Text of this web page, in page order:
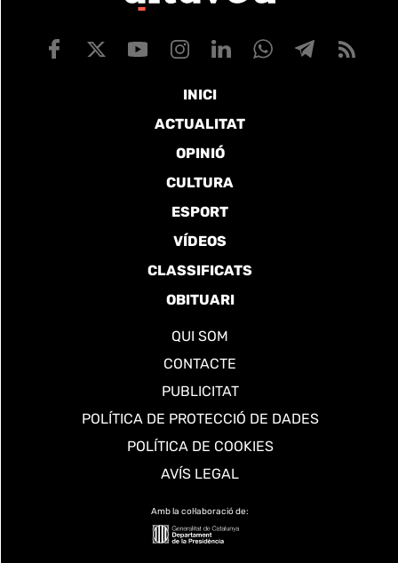
INICI
ACTUALITAT
OPINIÓ
CULTURA
ESPORT
VÍDEOS
CLASSIFICATS
OBITUARI
QUI SOM
CONTACTE
PUBLICITAT
POLÍTICA DE PROTECCIÓ DE DADES
POLÍTICA DE COOKIES
AVÍS LEGAL
Amb la col·laboració de: